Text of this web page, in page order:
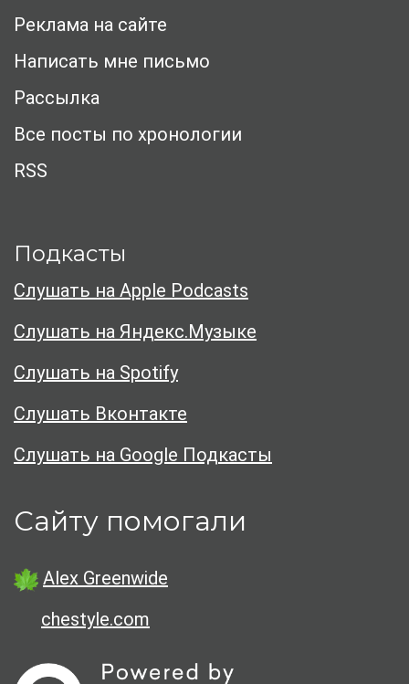
Реклама на сайте
Написать мне письмо
Рассылка
Все посты по хронологии
RSS
Подкасты
Слушать на Apple Podcasts
Слушать на Яндекс.Музыке
Слушать на Spotify
Слушать Вконтакте
Слушать на Google Подкасты
Сайту помогали
Alex Greenwide
chestyle.com